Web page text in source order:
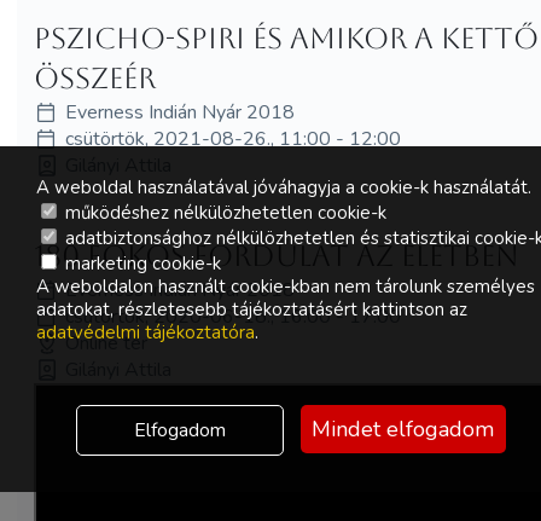
Pszicho-Spiri és amikor a kettő
összeér
Everness Indián Nyár 2018
csütörtök, 2021-08-26., 11:00 - 12:00
180 fokos fordulat az életben
Everness Indián Nyár 2018
csütörtök, 2020-06-18., 16:00 - 17:00
Online tér
A weboldal használatával jóváhagyja a cookie-k használatát.
működéshez nélkülözhetetlen cookie-k
adatbiztonsághoz nélkülözhetetlen és statisztikai cookie-
marketing cookie-k
A weboldalon használt cookie-kban nem tárolunk személyes
adatokat, részletesebb tájékoztatásért kattintson az
adatvédelmi tájékoztatóra.
Elfogadom Mindet elfogadom